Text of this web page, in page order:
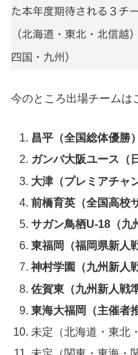
今のところ出場チームは
昌平（全国総体優勝）
ガンバ大阪ユース（
大津（プレミアチャ
前橋育英（全国高校
サガン鳥栖U-18（九
東福岡（福岡県新人
神村学園（九州新人
佐賀東（九州新人戦
東海大福岡（主催者
未定（北海道・東北